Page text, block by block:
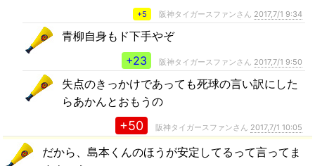
+5 阪神タイガースファンさん 2017,7/1 9:34
青柳自身もド下手やぞ
+23
阪神タイガースファンさん 2017,7/1 9:50
失点のきっかけであっても死球の言い訳にした
らあかんとおもうの
+50 阪神タイガースファンさん 2017,7/1 10:05
だから、島本くんのほうが安定してるって言ってま